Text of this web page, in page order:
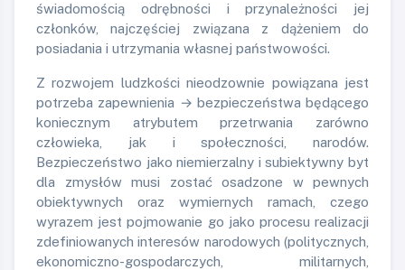
świadomością odrębności i przynależności jej
członków, najczęściej związana z dążeniem do
posiadania i utrzymania własnej państwowości.
Z rozwojem ludzkości nieodzownie powiązana jest
potrzeba zapewnienia → bezpieczeństwa będącego
koniecznym atrybutem przetrwania zarówno
człowieka, jak i społeczności, narodów.
Bezpieczeństwo jako niemierzalny i subiektywny byt
dla zmysłów musi zostać osadzone w pewnych
obiektywnych oraz wymiernych ramach, czego
wyrazem jest pojmowanie go jako procesu realizacji
zdefiniowanych interesów narodowych (politycznych,
ekonomiczno-gospodarczych, militarnych,